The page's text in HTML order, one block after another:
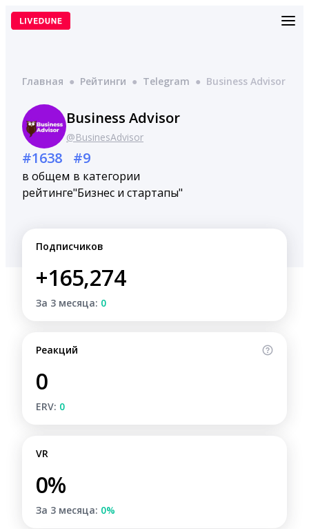
Перейти
Главная ● Рейтинги ● Telegram ● Business Advisor
Business Advisor
@BusinesAdvisor
#1638
в общем
рейтинге
#9
в категории
"Бизнес и стартапы"
Подписчиков
+165,274
За 3 месяца: 0
Реакций
0
ERV: 0
VR
0%
За 3 месяца: 0%